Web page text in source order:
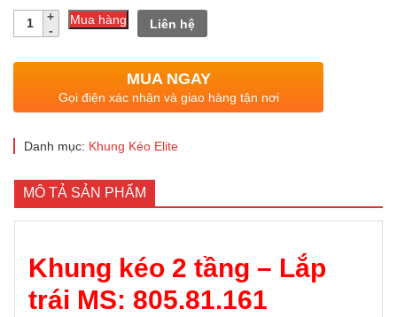
gốc
4.972.000 ₫.
4.226.200 ₫.
Số
lượng
Mua hàng Liên hệ
MUA NGAY
Gọi điện xác nhận và giao hàng tận nơi
Danh mục: Khung Kéo Elite
MÔ TẢ SẢN PHẨM
Khung kéo 2 tầng – Lắp
trái MS: 805.81.161